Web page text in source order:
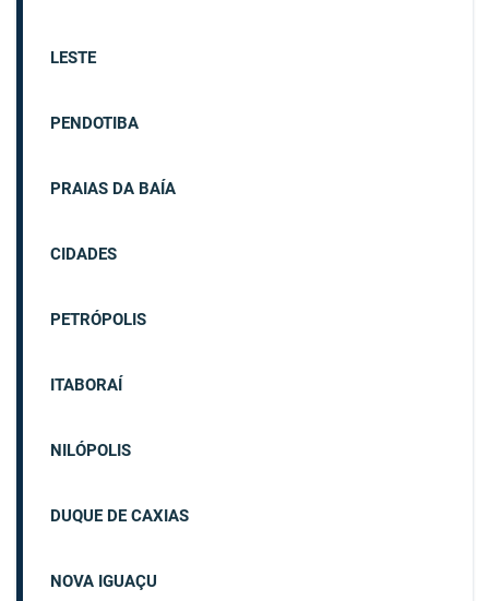
LESTE
PENDOTIBA
PRAIAS DA BAÍA
CIDADES
PETRÓPOLIS
ITABORAÍ
NILÓPOLIS
DUQUE DE CAXIAS
NOVA IGUAÇU